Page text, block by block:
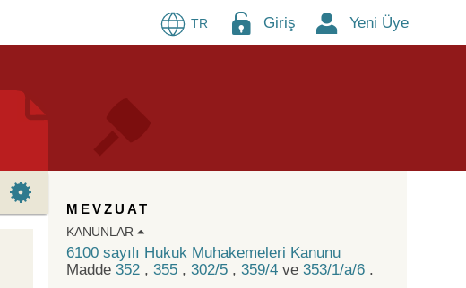
TR Giriş Yeni Üye
MEVZUAT
KANUNLAR
6100 sayılı Hukuk Muhakemeleri Kanunu
Madde 352 , 355 , 302/5 , 359/4 ve 353/1/a/6 .